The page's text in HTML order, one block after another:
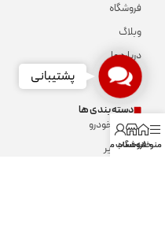
فروشگاه
وبلاگ
درباره ما
تماس با ما
دسته بندی ها
مانیتور خودرو
آمپلی فایر منوخانه
فروشگاه
حساب من
Contact
Us
پشتیبانی